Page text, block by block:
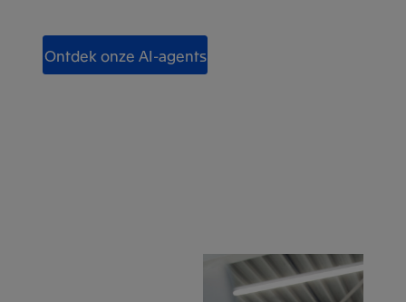
Ontdek onze AI-agents